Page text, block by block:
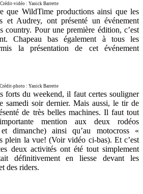
Crédit-vidéo : Yanick Barrette
que WildTime productions ainsi que les
et Audrey, ont présenté un événement
country. Pour une première édition, c’est
Chapeau bas également à tous les
la présentation de cet événement
Crédit-photo : Yanick Barrette
forts du weekend, il faut certes souligner
samedi soir dernier. Mais aussi, le tir de
de très belles machines. Il faut tout
mention aux deux rodéos
et dimanche) ainsi qu’au motocross «
plein la vue! (Voir vidéo ci-bas). Et c’est
deux activités ont été tout simplement
définitivement en liesse devant les
des riders.